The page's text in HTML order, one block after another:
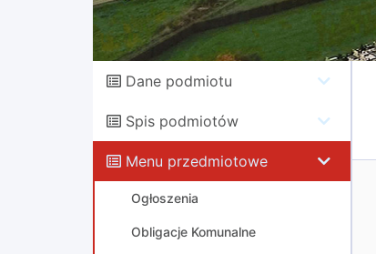
Dane podmiotu
Spis podmiotów
Menu przedmiotowe
Ogłoszenia
Obligacje Komunalne